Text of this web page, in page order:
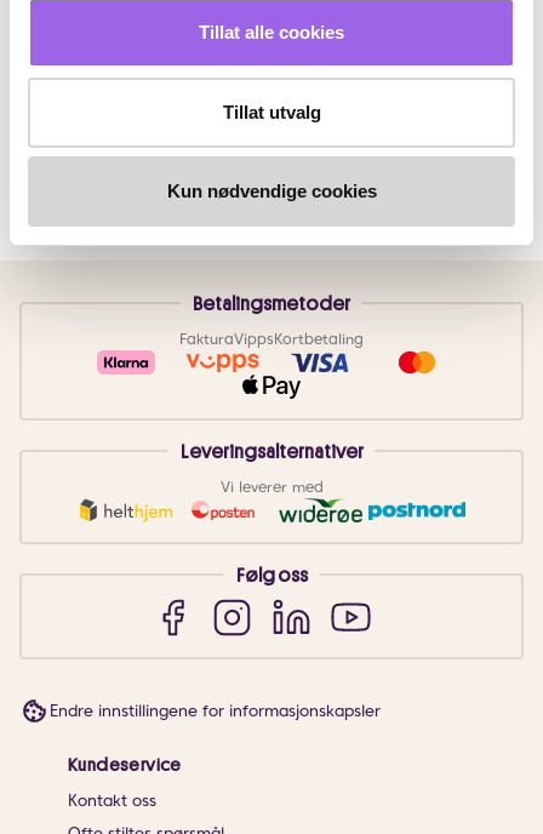
Tillat alle cookies
Tillat utvalg
Kun nødvendige cookies
Betalingsmetoder
FakturaVippsKortbetaling
Leveringsalternativer
Vi leverer med
Følg oss
Endre innstillingene for informasjonskapsler
Kundeservice
Kontakt oss